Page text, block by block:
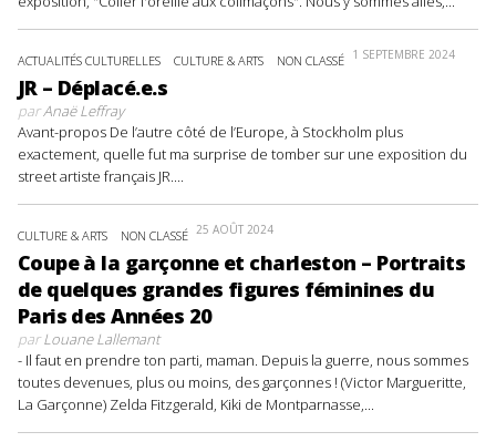
ACTUALITÉS CULTURELLES CULTURE & ARTS NON CLASSÉ 1 SEPTEMBRE 2024
JR – Déplacé.e.s
parAnaë Leffray
Avant-propos De l’autre côté de l’Europe, à Stockholm plus
exactement, quelle fut ma surprise de tomber sur une exposition du
street artiste français JR....
CULTURE & ARTS NON CLASSÉ 25 AOÛT 2024
Coupe à la garçonne et charleston – Portraits
de quelques grandes figures féminines du
Paris des Années 20
parLouane Lallemant
- Il faut en prendre ton parti, maman. Depuis la guerre, nous sommes
toutes devenues, plus ou moins, des garçonnes ! (Victor Margueritte,
La Garçonne) Zelda Fitzgerald, Kiki de Montparnasse,...